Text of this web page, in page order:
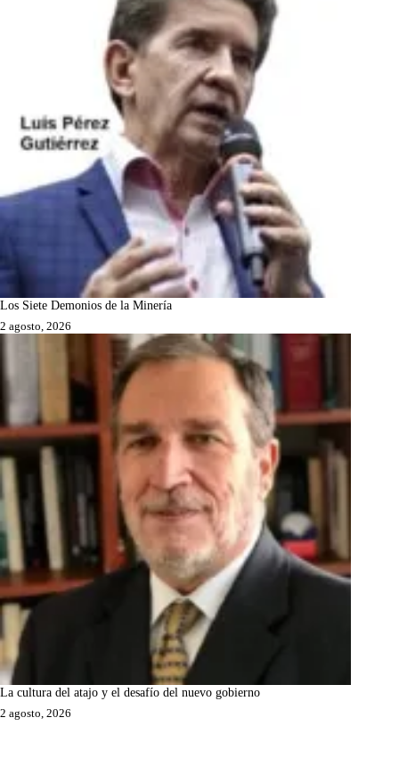
Los Siete Demonios de la Minería
2 agosto, 2026
La cultura del atajo y el desafío del nuevo gobierno
2 agosto, 2026